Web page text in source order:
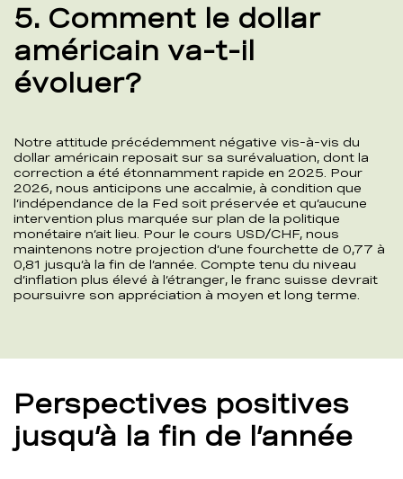
5. Comment le dollar
américain va-t-il
évoluer?
Notre attitude précédemment négative vis-à-vis du
dollar américain reposait sur sa surévaluation, dont la
correction a été étonnamment rapide en 2025. Pour
2026, nous anticipons une accalmie, à condition que
l’indépendance de la Fed soit préservée et qu’aucune
intervention plus marquée sur plan de la politique
monétaire n’ait lieu. Pour le cours USD/CHF, nous
maintenons notre projection d’une fourchette de 0,77 à
0,81 jusqu’à la fin de l’année. Compte tenu du niveau
d’inflation plus élevé à l’étranger, le franc suisse devrait
poursuivre son appréciation à moyen et long terme.
Perspectives positives
jusqu’à la fin de l’année